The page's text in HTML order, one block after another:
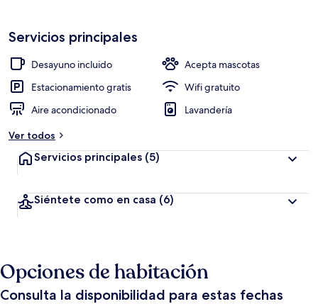
Servicios principales
Desayuno incluido
Acepta mascotas
Estacionamiento gratis
Wifi gratuito
Aire acondicionado
Lavandería
Ver todos
Servicios principales (5)
Siéntete como en casa (6)
Opciones de habitación
Consulta la disponibilidad para estas fechas